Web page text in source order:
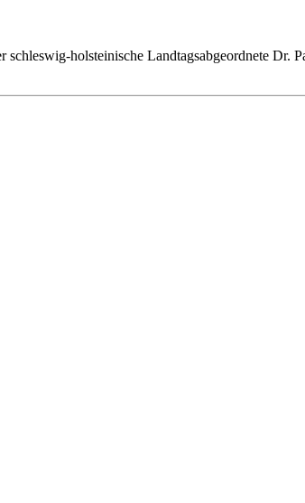
holsteinische Landtagsabgeordnete Dr.